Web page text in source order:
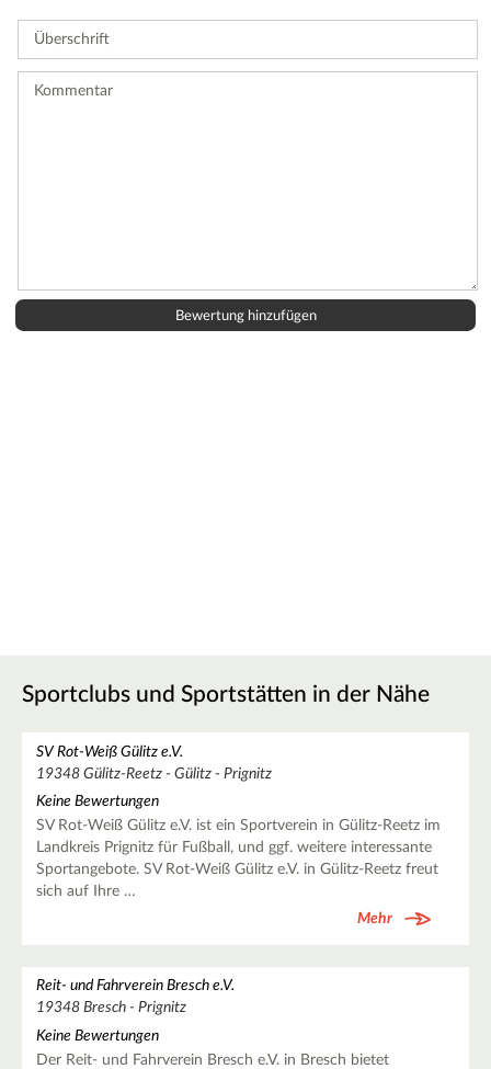
eine
Sportclubs und Sportstätten in der Nähe
SV Rot-Weiß Gülitz e.V.
19348 Gülitz-Reetz - Gülitz - Prignitz
Keine Bewertungen
SV Rot-Weiß Gülitz e.V. ist ein Sportverein in Gülitz-Reetz im
Landkreis Prignitz für Fußball, und ggf. weitere interessante
Sportangebote. SV Rot-Weiß Gülitz e.V. in Gülitz-Reetz freut
sich auf Ihre …
Mehr
Reit- und Fahrverein Bresch e.V.
19348 Bresch - Prignitz
Keine Bewertungen
Der Reit- und Fahrverein Bresch e.V. in Bresch bietet